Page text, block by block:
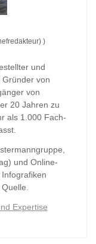
)
und
Gründer von
von
20 Jahren zu
als 1.000 Fach-
und Online-
Expertise